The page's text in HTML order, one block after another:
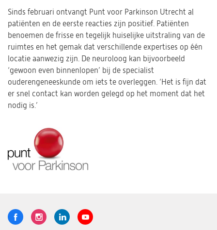
Sinds februari ontvangt Punt voor Parkinson Utrecht al
patiënten en de eerste reacties zijn positief. Patiënten
benoemen de frisse en tegelijk huiselijke uitstraling van de
ruimtes en het gemak dat verschillende expertises op één
locatie aanwezig zijn. De neuroloog kan bijvoorbeeld
‘gewoon even binnenlopen’ bij de specialist
ouderengeneeskunde om iets te overleggen. ‘Het is fijn dat
er snel contact kan worden gelegd op het moment dat het
nodig is.’
nieuwe
tab)
Volg
Logo
Logo
Logo
Logo